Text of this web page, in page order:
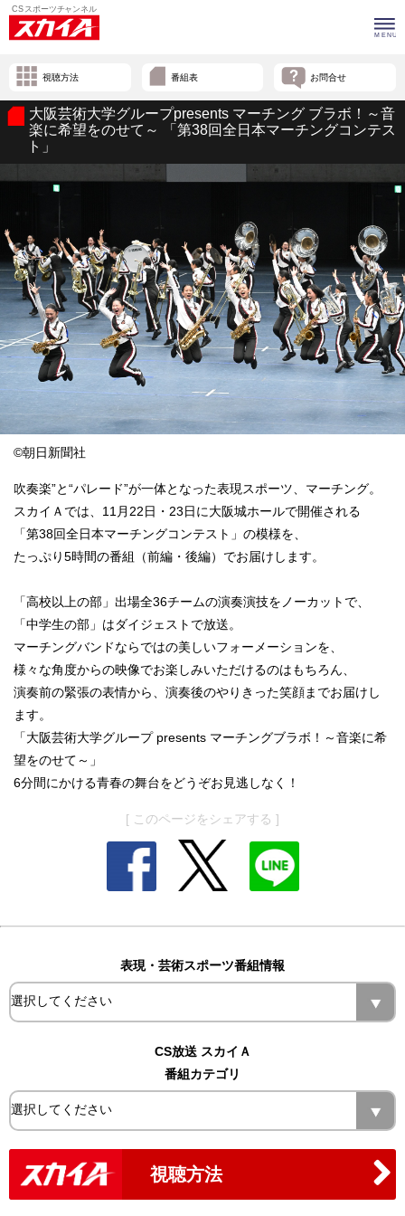
視聴方法 番組表 お問合せ
大阪芸術大学グループpresents マーチング ブラボ！～音
楽に希望をのせて～ 「第38回全日本マーチングコンテス
ト」
©朝日新聞社
吹奏楽”と“パレード”が一体となった表現スポーツ、マーチング。
スカイＡでは、11月22日・23日に大阪城ホールで開催される
「第38回全日本マーチングコンテスト」の模様を、
たっぷり5時間の番組（前編・後編）でお届けします。
「高校以上の部」出場全36チームの演奏演技をノーカットで、
「中学生の部」はダイジェストで放送。
マーチングバンドならではの美しいフォーメーションを、
様々な角度からの映像でお楽しみいただけるのはもちろん、
演奏前の緊張の表情から、演奏後のやりきった笑顔までお届けし
ます。
「大阪芸術大学グループ presents マーチングブラボ！～音楽に希
望をのせて～」
6分間にかける青春の舞台をどうぞお見逃しなく！
[ このページをシェアする ]
表現・芸術スポーツ番組情報
CS放送 スカイＡ
番組カテゴリ
視聴方法